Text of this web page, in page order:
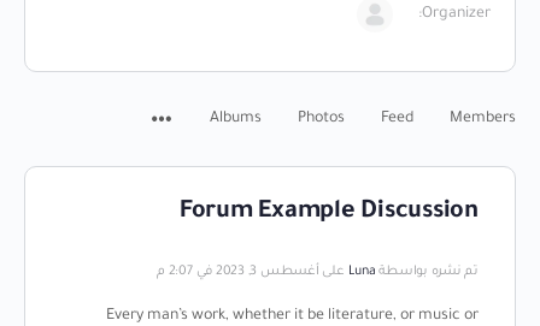
Organizer:
Members
Feed
Photos
Albums
Forum Example Discussion
تم نشره بواسطة Luna على أغسطس 3, 2023 في 2:07 م
Every man’s work, whether it be literature, or music or